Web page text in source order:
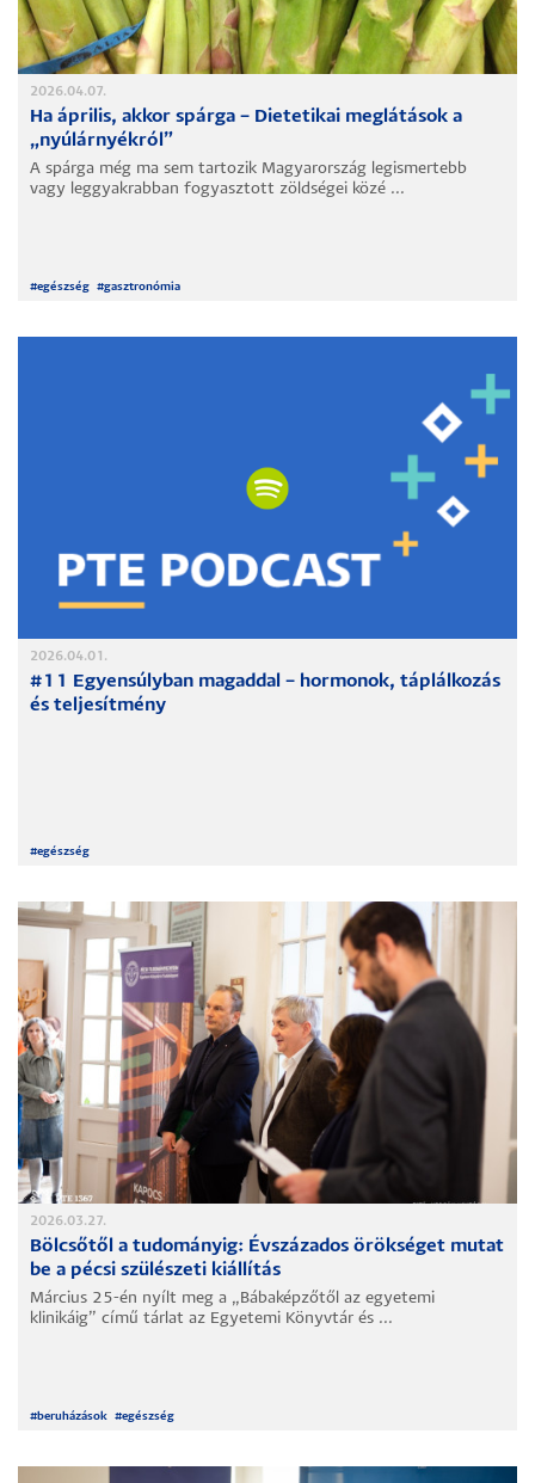
2026.04.07.
Ha április, akkor spárga – Dietetikai meglátások a
„nyúlárnyékról”
A spárga még ma sem tartozik Magyarország legismertebb
vagy leggyakrabban fogyasztott zöldségei közé ...
#egészség #gasztronómia
2026.04.01.
#11 Egyensúlyban magaddal – hormonok, táplálkozás
és teljesítmény
#egészség
2026.03.27.
Bölcsőtől a tudományig: Évszázados örökséget mutat
be a pécsi szülészeti kiállítás
Március 25-én nyílt meg a „Bábaképzőtől az egyetemi
klinikáig” című tárlat az Egyetemi Könyvtár és ...
#beruházások #egészség